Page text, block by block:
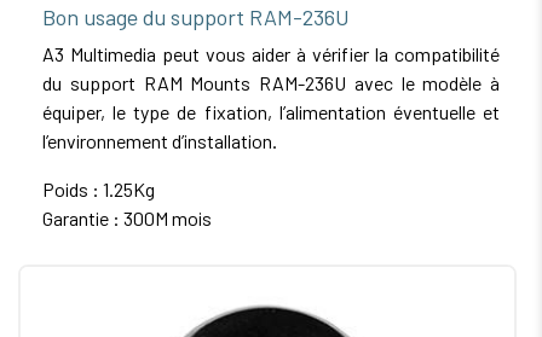
Bon usage du support RAM-236U
A3 Multimedia peut vous aider à vérifier la compatibilité
du support RAM Mounts RAM-236U avec le modèle à
équiper, le type de fixation, l’alimentation éventuelle et
l’environnement d’installation.
Poids : 1.25Kg
Garantie : 300M mois